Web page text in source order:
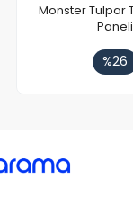
Monster Tulpar
Paneli
%26